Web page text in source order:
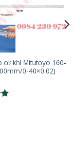
cơ khí Mitutoyo 160-
0-40×0.02)